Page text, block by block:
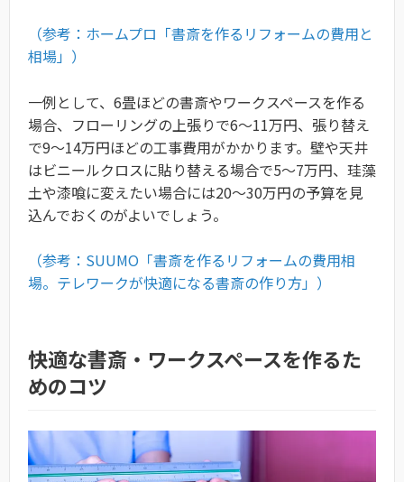
（参考：ホームプロ「書斎を作るリフォームの費用と
相場」）
一例として、6畳ほどの書斎やワークスペースを作る
場合、フローリングの上張りで6～11万円、張り替え
で9～14万円ほどの工事費用がかかります。壁や天井
はビニールクロスに貼り替える場合で5～7万円、珪藻
土や漆喰に変えたい場合には20～30万円の予算を見
込んでおくのがよいでしょう。
（参考：SUUMO「書斎を作るリフォームの費用相
場。テレワークが快適になる書斎の作り方」）
快適な書斎・ワークスペースを作るた
めのコツ